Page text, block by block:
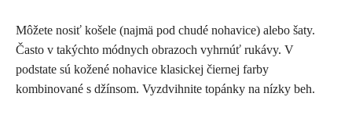
Môžete nosiť košele (najmä pod chudé nohavice) alebo šaty.
Často v takýchto módnych obrazoch vyhrnúť rukávy. V
podstate sú kožené nohavice klasickej čiernej farby
kombinované s džínsom. Vyzdvihnite topánky na nízky beh.